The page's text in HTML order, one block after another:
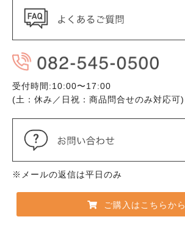
受付時間:10:00〜17:00
(土：休み／日祝：商品問合せのみ対応可)
※メールの返信は平日のみ
ご購入はこちらから